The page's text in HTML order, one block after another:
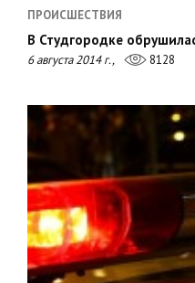
ПРОИСШЕСТВИЯ
В Студгородке
6 августа 2014 г., 8128